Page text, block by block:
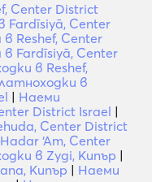
Center District
Center
Reshef, Center
Fardīsiyā, Center
в Reshef,
в
| Наеми
District Israel |
Center District
‘Am, Center
в Zygi, Кипър |
Кипър | Наеми